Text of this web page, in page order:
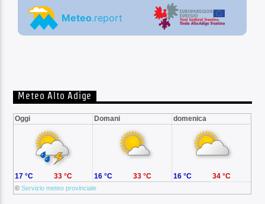
Meteo Alto Adige
Oggi Domani domenica
©Servizio meteo provinciale
17 °C 33 °C 16 °C 33 °C 16 °C 34 °C